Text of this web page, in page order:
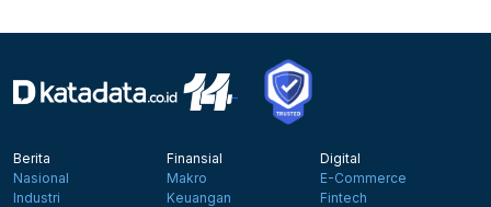
Berita
Nasional
Industri
Finansial
Makro
Keuangan
Digital
E-Commerce
Fintech